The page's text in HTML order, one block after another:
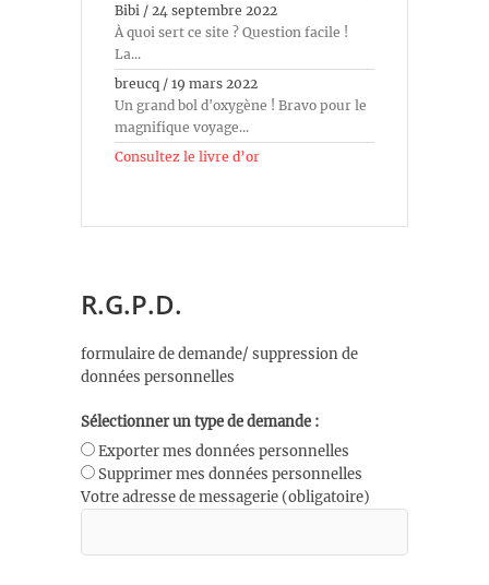
Bibi / 24 septembre 2022
À quoi sert ce site ? Question facile !
La...
breucq / 19 mars 2022
Un grand bol d'oxygène ! Bravo pour le
magnifique voyage...
Consultez le livre d’or
R.G.P.D.
formulaire de demande/ suppression de
données personnelles
Sélectionner un type de demande :
Exporter mes données personnelles
Supprimer mes données personnelles
Votre adresse de messagerie (obligatoire)